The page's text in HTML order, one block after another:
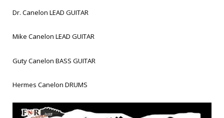
Dr. Canelon LEAD GUITAR
Mike Canelon LEAD GUITAR
Guty Canelon BASS GUITAR
Hermes Canelon DRUMS